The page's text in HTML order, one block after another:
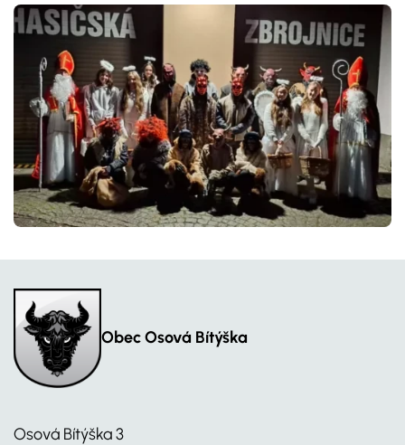
Obec Osová Bítýška
Osová Bítýška 3